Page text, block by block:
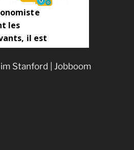
Stanford | Jobboom